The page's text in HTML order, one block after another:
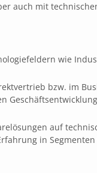
auch mit
wie
bzw. im
Geschäftsentwicklung
auf
in